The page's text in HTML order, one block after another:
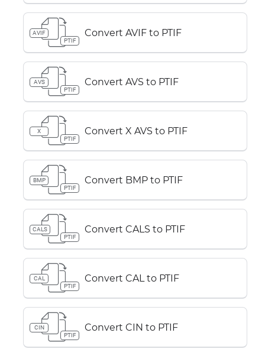
AVIF
PTIF
Convert AVIF to PTIF
AVS
PTIF
Convert AVS to PTIF
X
PTIF
Convert X AVS to PTIF
BMP
PTIF
Convert BMP to PTIF
CALS
PTIF
Convert CALS to PTIF
CAL
PTIF
Convert CAL to PTIF
CIN
PTIF
Convert CIN to PTIF